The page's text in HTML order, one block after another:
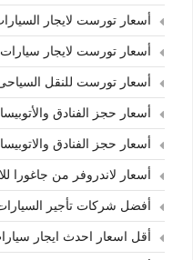
أسعار تورست لايجار
أسعار تورست لايجار
أسعار تورست للنقل
أسعار حجز الفنادق
أسعار حجز الفنادق
أسعار لاندروفر من جاغورا
أفضل شركات تأجير
أقل اسعار احدث ايجار